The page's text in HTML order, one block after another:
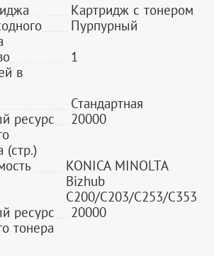
Картридж с тонером
Пурпурный
в
1
Стандартная
ресурс
(стр.)
20000
KONICA MINOLTA
Bizhub
C200/C203/C253/C353
ресурс
тонера
20000